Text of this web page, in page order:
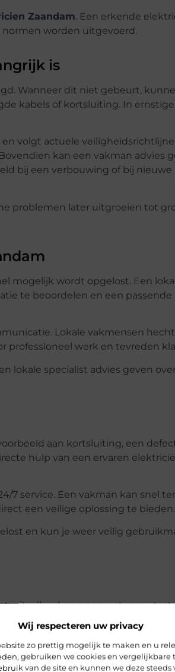
Wij respecteren uw privacy
zo prettig mogelijk te maken en u
gebruiken we cookies en vergelijkbare
van de site en kunnen we deze steeds
Zaandam. Een erkende
worden uitgevoerd.
is
Wanneer dit niet gebeurt,
kabels of kortsluiting. In ernstige
volgt actuele
kan een vakman advies
bij een verbouwing of bij nieuwe
problemen later uitgroeien tot
mogelijk wordt opgelost. Een
te beoordelen en een passende
Lokale vakmensen
professioneel werk en tevreden
lokale specialist advies geven
aan kortsluiting, een
hulp van een ervaren
7 service. Een vakman kan snel ter
een veilige oplossing te bieden.
en kun je weer veilig
uitvallende groepen,
uit de meterkast is het
professioneel verhelpen.